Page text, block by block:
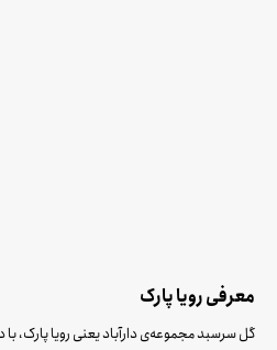
معرفی رویا پارک
گل سرسبد مجموعه‌ی دارآباد یعنی رویا